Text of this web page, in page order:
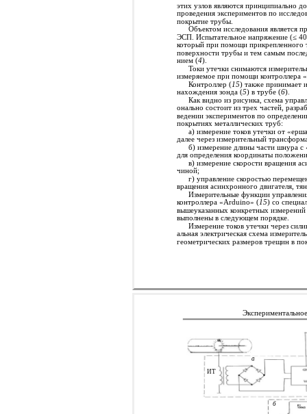
этих узлов являются принципиально
проведения экспериментов по
покрытие трубы.
Объектом исследования является
ЭСП. Испытательное напряжение (≤
который при помощи прикрепленного
поверхности трубы и тем самым
нием (4).
Токи утечки снимаются
измеряемое при помощи контроллера
Контроллер (15) также принимает
нахождения зонда (5) в трубе (6).
Как видно из рисунка, схема
онально состоит из трех частей,
ведении экспериментов по
покрытиях металлических труб:
а) измерение токов утечки от
далее через измерительный
б) измерение длины части шнура
для определения координаты
в) измерение скорости вращения
чиной;
г) управление скоростью
вращения асинхронного двигателя,
Измерительные функции
контроллера «Arduino» (15) со
вышеуказанных конкретных
выполнены в следующем порядке.
Измерение токов утечки через
альная электрическая схема
геометрических размеров трещин в
а
ИТ
б